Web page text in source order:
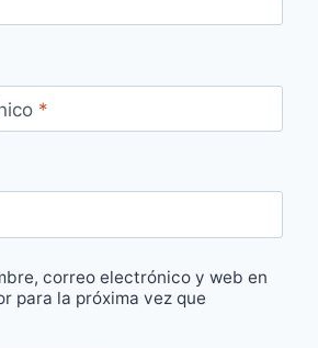
*
correo electrónico y web en
para la próxima vez que